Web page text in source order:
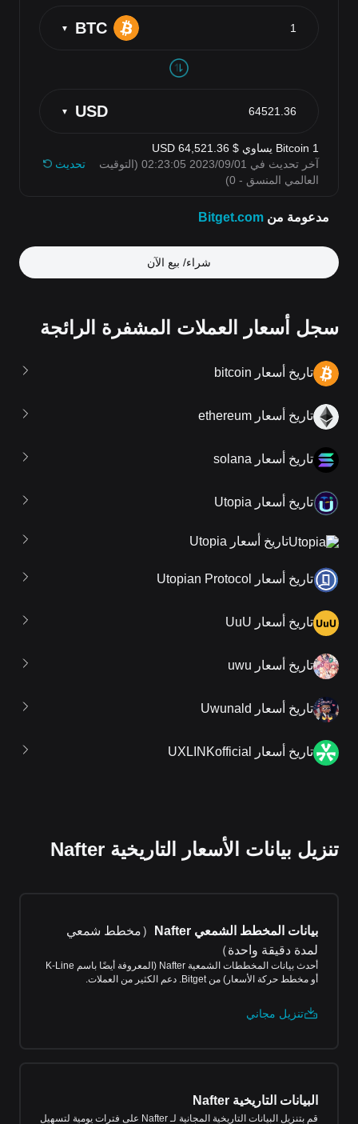
شراء/ بيع الآن
سجل أسعار العملات المشفرة الرائجة
تاريخ أسعار bitcoin
تاريخ أسعار ethereum
تاريخ أسعار solana
تاريخ أسعار Utopia
تاريخ أسعار Utopia
تاريخ أسعار Utopian Protocol
تاريخ أسعار UuU
تاريخ أسعار uwu
تاريخ أسعار Uwunald
تاريخ أسعار UXLINKofficial
تنزيل بيانات الأسعار التاريخية Nafter
بيانات المخطط الشمعي Nafter （مخطط شمعي
لمدة دقيقة واحدة）
أحدث بيانات المخططات الشمعية Nafter (المعروفة أيضًا باسم K-Line
أو مخطط حركة الأسعار) من Bitget. دعم الكثير من العملات.
تنزيل مجاني
البيانات التاريخية Nafter
قم بتنزيل البيانات التاريخية المجانية لـ Nafter على فترات يومية لتسهيل